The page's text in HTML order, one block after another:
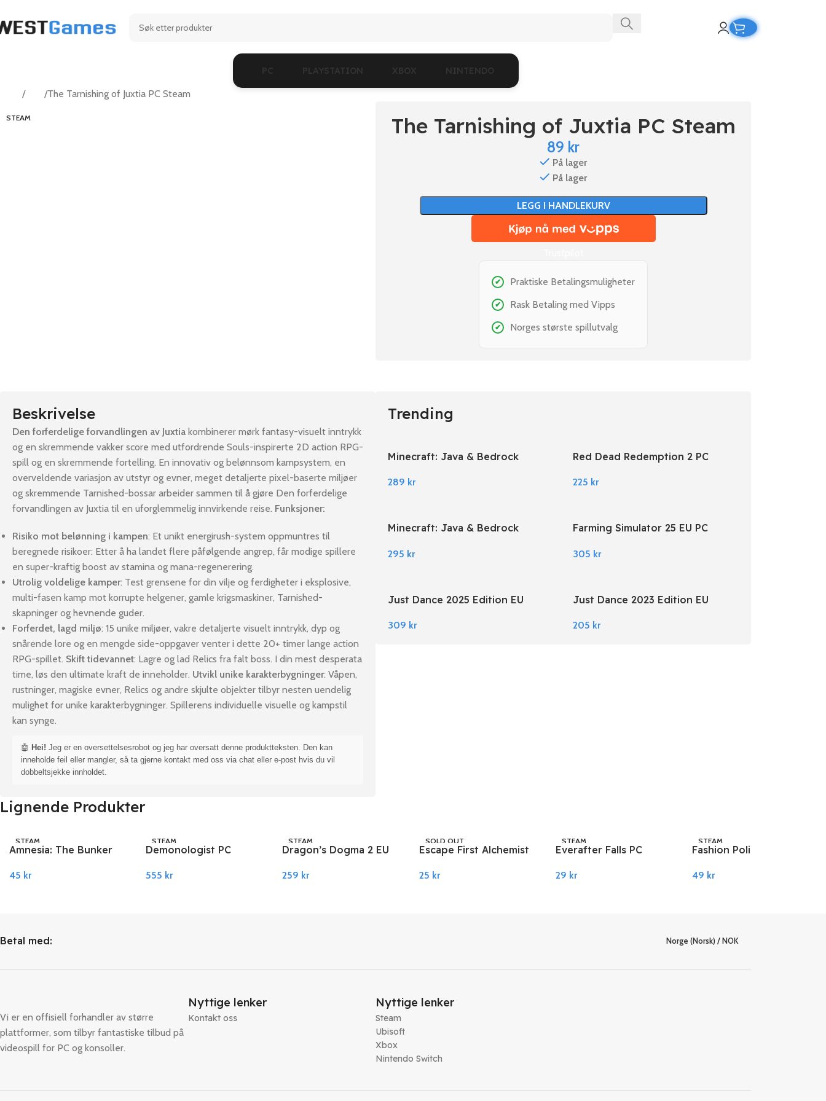
PC PLAYSTATION XBOX NINTENDO
RPG The Tarnishing of Juxtia PC Steam
STEAM The Tarnishing of Juxtia PC Steam
89 kr
På lager
På lager
LEGG I HANDLEKURV
✔ Praktiske Betalingsmuligheter
✔ Rask Betaling med Vipps
✔ Norges største spillutvalg
Beskrivelse
Den forferdelige forvandlingen av Juxtia kombinerer mørk fantasy-visuelt inntrykk
og en skremmende vakker score med utfordrende Souls-inspirerte 2D action RPG-
spill og en skremmende fortelling. En innovativ og belønnsom kampsystem, en
overveldende variasjon av utstyr og evner, meget detaljerte pixel-baserte miljøer
og skremmende Tarnished-bossar arbeider sammen til å gjøre Den forferdelige
forvandlingen av Juxtia til en uforglemmelig innvirkende reise. Funksjoner:
Risiko mot belønning i kampen: Et unikt energirush-system oppmuntres til
beregnede risikoer: Etter å ha landet flere påfølgende angrep, får modige spillere
en super-kraftig boost av stamina og mana-regenerering.
Utrolig voldelige kamper: Test grensene for din vilje og ferdigheter i eksplosive,
multi-fasen kamp mot korrupte helgener, gamle krigsmaskiner, Tarnished-
skapninger og hevnende guder.
Forferdet, lagd miljø: 15 unike miljøer, vakre detaljerte visuelt inntrykk, dyp og
snårende lore og en mengde side-oppgaver venter i dette 20+ timer lange action
RPG-spillet. Skift tidevannet: Lagre og lad Relics fra falt boss. I din mest desperata
time, løs den ultimate kraft de inneholder. Utvikl unike karakterbygninger: Våpen,
rustninger, magiske evner, Relics og andre skjulte objekter tilbyr nesten uendelig
mulighet for unike karakterbygninger. Spillerens individuelle visuelle og kampstil
kan synge.
🤖 Hei! Jeg er en oversettelsesrobot og jeg har oversatt denne produktteksten. Den kan
inneholde feil eller mangler, så ta gjerne kontakt med oss via chat eller e-post hvis du vil
dobbeltsjekke innholdet.
Trending
Minecraft: Java & Bedrock
289 kr
Red Dead Redemption 2 PC
225 kr
Minecraft: Java & Bedrock
295 kr
Farming Simulator 25 EU PC
305 kr
Just Dance 2025 Edition EU
309 kr
Just Dance 2023 Edition EU
205 kr
Lignende Produkter
STEAM
Amnesia: The Bunker
45 kr
STEAM
Demonologist PC
555 kr
STEAM
Dragon’s Dogma 2 EU
259 kr
SOLD OUT
STEAM
Escape First Alchemist
25 kr
STEAM
Everafter Falls PC
29 kr
STEAM
Fashion Police Squad
49 kr
Betal med: Norge (Norsk) / NOK
Vi er en offisiell forhandler av større
plattformer, som tilbyr fantastiske tilbud på
videospill for PC og konsoller.
Nyttige lenker
Kontakt oss
Nyttige lenker
Steam
Ubisoft
Xbox
Nintendo Switch